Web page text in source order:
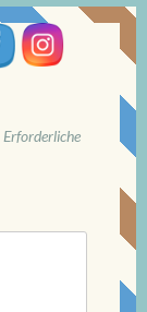
Erforderliche